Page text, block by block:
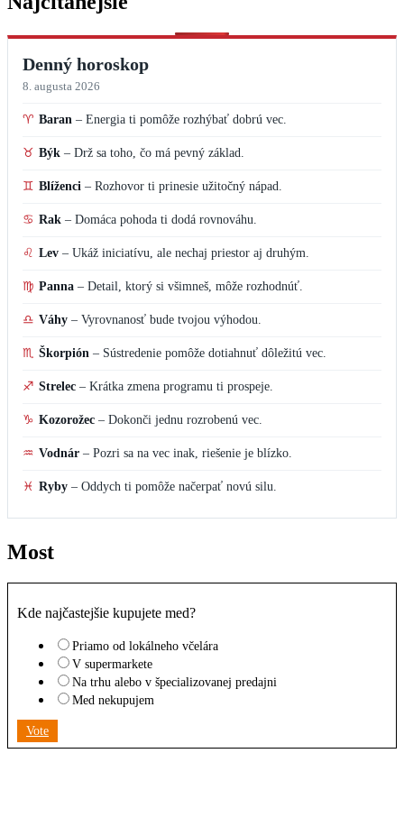
Denný horoskop
8. augusta 2026
♈ Baran – Energia ti pomôže rozhýbať dobrú vec.
♉ Býk – Drž sa toho, čo má pevný základ.
♊ Blíženci – Rozhovor ti prinesie užitočný nápad.
♋ Rak – Domáca pohoda ti dodá rovnováhu.
♌ Lev – Ukáž iniciatívu, ale nechaj priestor aj druhým.
♍ Panna – Detail, ktorý si všimneš, môže rozhodnúť.
♎ Váhy – Vyrovnanosť bude tvojou výhodou.
♏ Škorpión – Sústredenie pomôže dotiahnuť dôležitú vec.
♐ Strelec – Krátka zmena programu ti prospeje.
♑ Kozorožec – Dokonči jednu rozrobenú vec.
♒ Vodnár – Pozri sa na vec inak, riešenie je blízko.
♓ Ryby – Oddych ti pomôže načerpať novú silu.
Most
Kde najčastejšie kupujete med?
Priamo od lokálneho včelára
V supermarkete
Na trhu alebo v špecializovanej predajni
Med nekupujem
Vote